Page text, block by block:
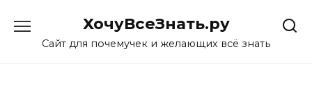
content
ХочуВсеЗнать.ру
Сайт для почемучек и желающих всё знать